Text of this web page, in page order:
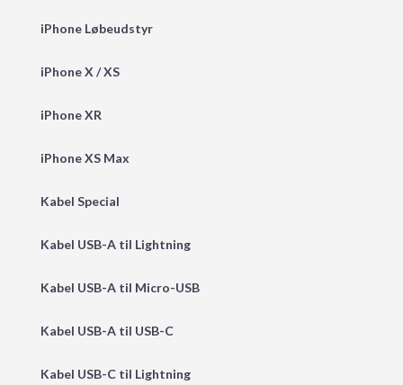
iPhone Løbeudstyr
iPhone X / XS
iPhone XR
iPhone XS Max
Kabel Special
Kabel USB-A til Lightning
Kabel USB-A til Micro-USB
Kabel USB-A til USB-C
Kabel USB-C til Lightning